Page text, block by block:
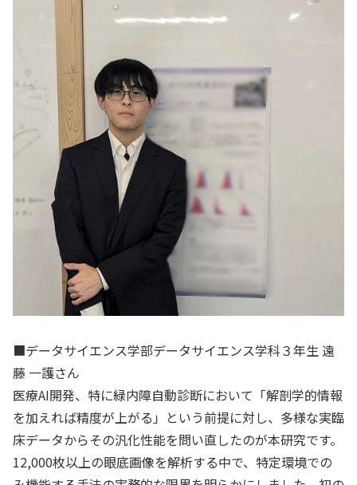
■データサイエンス学部データサイエンス学科３年生 遠
藤 一護さん
医療AI開発、特に緑内障自動診断において「解剖学的情報
を加えれば精度が上がる」という前提に対し、多様な実臨
床データからその汎化性能を問い直したのが本研究です。
12,000枚以上の眼底画像を解析する中で、特定環境での